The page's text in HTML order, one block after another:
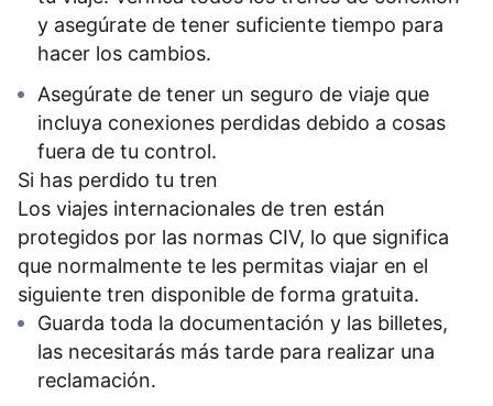
y asegúrate de tener suficiente tiempo para
hacer los cambios.
Asegúrate de tener un seguro de viaje que
incluya conexiones perdidas debido a cosas
fuera de tu control.
Si has perdido tu tren
Los viajes internacionales de tren están
protegidos por las normas CIV, lo que significa
que normalmente te les permitas viajar en el
siguiente tren disponible de forma gratuita.
Guarda toda la documentación y las billetes,
las necesitarás más tarde para realizar una
reclamación.